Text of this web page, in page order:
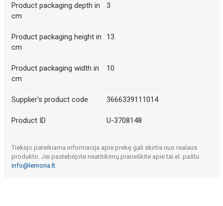
Product packaging depth in
cm
3
Product packaging height in
cm
13
Product packaging width in
cm
10
Supplier's product code 3666339111014
Product ID U-3708148
Tiekėjo pateikiama informacija apie prekę gali skirtis nuo realaus
produkto. Jei pastebėjote neatitikimų praneškite apie tai el. paštu
info@lemona.lt.